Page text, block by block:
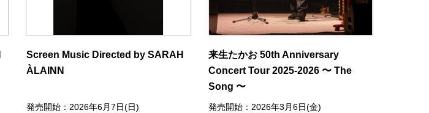
Screen Music Directed by SARAH
ÀLAINN
発売開始：2026年6月7日(日)
来生たかお 50th Anniversary
Concert Tour 2025-2026 〜 The
Song 〜
発売開始：2026年3月6日(金)